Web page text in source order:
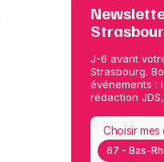
J-6 avant
Strasbourg.
événements :
rédaction
67 - Bas-
Choisir mes